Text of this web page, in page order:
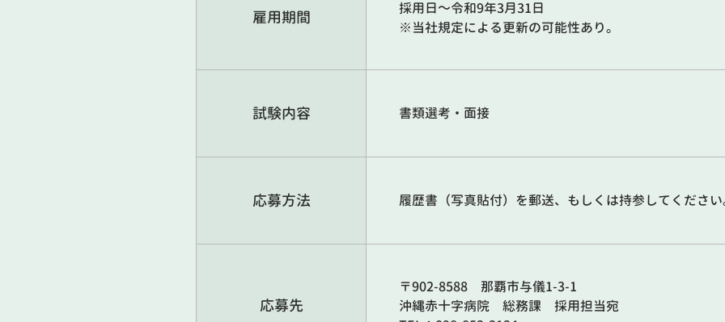
雇用期間
採用日～令和9年3月31日
※当社規定による更新の可能性あり。
試験内容 書類選考・面接
応募方法 履歴書（写真貼付）を郵送、もしくは持参してくださ
応募先
〒902-8588 那覇市与儀1-3-1
沖縄赤十字病院 総務課 採用担当宛